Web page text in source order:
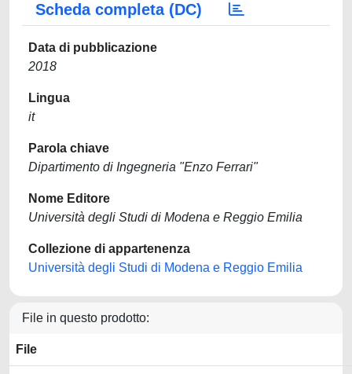
Scheda completa (DC)
Data di pubblicazione
2018
Lingua
it
Parola chiave
Dipartimento di Ingegneria "Enzo Ferrari"
Nome Editore
Università degli Studi di Modena e Reggio Emilia
Collezione di appartenenza
Università degli Studi di Modena e Reggio Emilia
File in questo prodotto:
File